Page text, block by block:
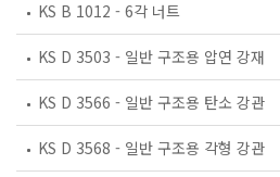
KS B 1012 - 6각 너트
KS D 3503 - 일반 구조용 압연 강재
KS D 3566 - 일반 구조용 탄소 강관
KS D 3568 - 일반 구조용 각형 강관